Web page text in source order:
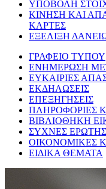
ΥΠΟΒΟΛΗ
ΚΙΝΗΣΗ ΚΑΙ
ΚΑΡΤΕΣ
ΕΞΕΛΙΞΗ
ΓΡΑΦΕΙΟ ΤΥΠΟΥ
ΕΝΗΜΕΡΩΣΗ
ΕΥΚΑΙΡΙΕΣ
ΕΚΔΗΛΩΣΕΙΣ
ΕΠΕΞΗΓΗΣΕΙΣ
ΠΛΗΡΟΦΟΡΙΕΣ
ΒΙΒΛΙΟΘΗΚΗ
ΣΥΧΝΕΣ
ΟΙΚΟΝΟΜΙΚΕΣ
ΕΙΔΙΚΑ ΘΕΜΑΤΑ